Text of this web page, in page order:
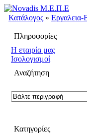
Κατάλογος » Εργαλεια-
Πληροφορίες
H εταιρία μας
Ισολογισμοί
Αναζήτηση
Κατηγορίες